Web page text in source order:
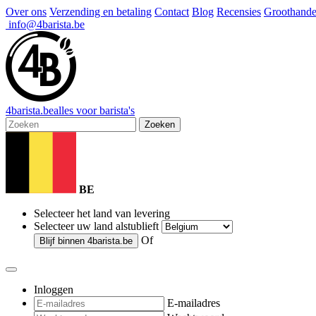
Over ons Verzending en betaling Contact Blog Recensies
info@4barista.be
4barista.bealles voor barista's
Zoeken
BE
Selecteer het land van levering
Selecteer uw land alstublieft
Blijf binnen 4barista.be Of
Inloggen
E-mailadres